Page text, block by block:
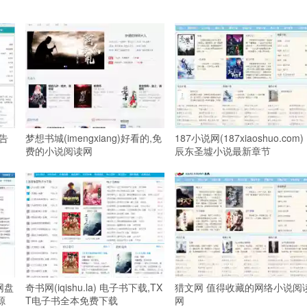
梦想书城(imengxiang)好看的,免
费的小说阅读网
187小说网(187xiaoshuo.com)
辰东圣墟小说最新章节
盘
奇书网(iqishu.la) 电子书下载,TX
T电子书全本免费下载
猎文网 值得收藏的网络小说阅
网